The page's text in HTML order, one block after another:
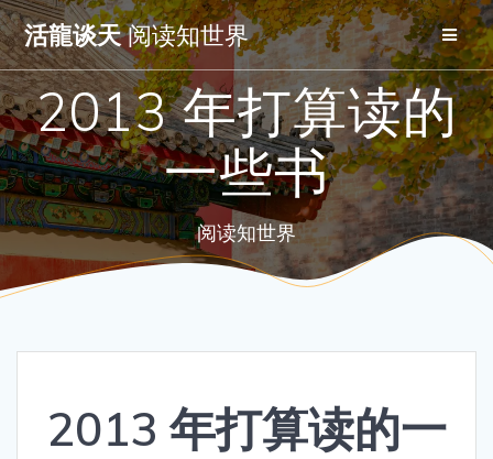
Skip
to
content
活龍谈天阅读知世界
2013 年打算读的
一些书
阅读知世界
2013 年打算读的一